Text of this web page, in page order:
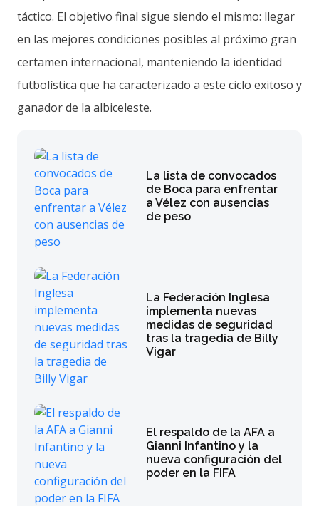
táctico. El objetivo final sigue siendo el mismo: llegar
en las mejores condiciones posibles al próximo gran
certamen internacional, manteniendo la identidad
futbolística que ha caracterizado a este ciclo exitoso y
ganador de la albiceleste.
La lista de convocados
de Boca para enfrentar
a Vélez con ausencias
de peso
La Federación Inglesa
implementa nuevas
medidas de seguridad
tras la tragedia de Billy
Vigar
El respaldo de la AFA a
Gianni Infantino y la
nueva configuración del
poder en la FIFA